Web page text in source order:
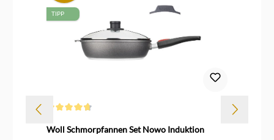
TIPP
Woll Schmorpfannen Set Nowo Induktion